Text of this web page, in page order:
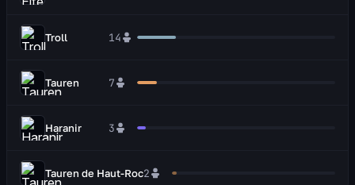
Troll 14
Tauren 7
Haranir 3
Tauren de Haut-Roc2